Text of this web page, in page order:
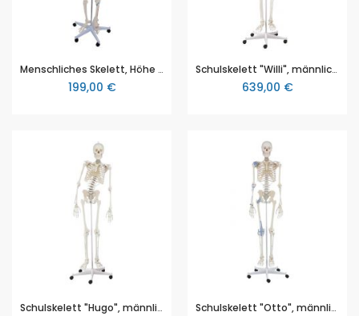
Menschliches Skelett, Höhe a. 180 cm, Ansätze/Ursprünge der Muskeln erkennbar, beweglicher Unterkiefer und abnehmbare Schädeldecke
199,00 €
Schulskelett "Willi", männliches Erwachsenenskelett, Größe ca. 178 cm, teilweise handbemalt und beweglich, Erler & Zimmer (EZ 3001)
639,00 €
Schulskelett "Hugo", männliches Erwachsenenskelett, Größe ca. 178 cm, mit beweglicher Wirbelsäule, Größe ca. 178 cm, Erler & Zimmer (EZ 3014) Schulskelett "Otto", männliches Erwachsenenskelett, Größe ca. 178 cm, mit Bandapparat, Erler & Zimmer (EZ 3004)